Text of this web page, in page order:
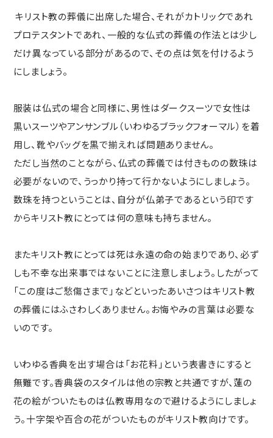
キリスト教の葬儀に出席した場合、それがカトリックであれ
プロテスタントであれ、一般的な仏式の葬儀の作法とは少し
だけ異なっている部分があるので、その点は気を付けるよう
にしましょう。
服装は仏式の場合と同様に、男性はダークスーツで女性は
黒いスーツやアンサンブル（いわゆるブラックフォーマル）を着
用し、靴やバッグを黒で揃えれば問題ありません。
ただし当然のことながら、仏式の葬儀では付きものの数珠は
必要がないので、うっかり持って行かないようにしましょう。
数珠を持つということは、自分が仏弟子であるという印です
からキリスト教にとっては何の意味も持ちません。
またキリスト教にとっては死は永遠の命の始まりであり、必ず
しも不幸な出来事ではないことに注意しましょう。したがって
「この度はご愁傷さまで」などといったあいさつはキリスト教
の葬儀にはふさわしくありません。お悔やみの言葉は必要な
いのです。
いわゆる香典を出す場合は「お花料」という表書きにすると
無難です。香典袋のスタイルは他の宗教と共通ですが、蓮の
花の絵がついたものは仏教専用なので避けるようにしましょ
う。十字架や百合の花がついたものがキリスト教向けです。